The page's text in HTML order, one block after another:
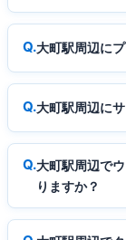
大町駅周辺に
大町駅周辺に
大町駅周辺で
りますか？